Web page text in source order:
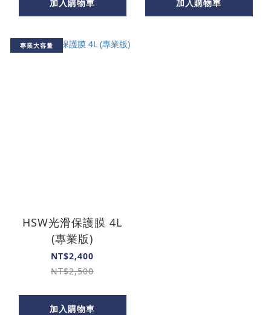
加入購物車 加入購物車
專業大容量
HSW光滑保護膜 4L
(專業版)
NT$2,400
NT$2,500
加入購物車